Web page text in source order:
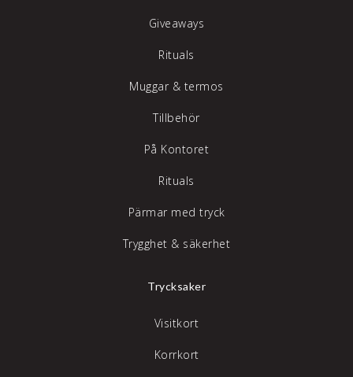
Giveaways
Rituals
Muggar & termos
Tillbehör
På Kontoret
Rituals
Pärmar med tryck
Trygghet & säkerhet
Trycksaker
Visitkort
Korrkort